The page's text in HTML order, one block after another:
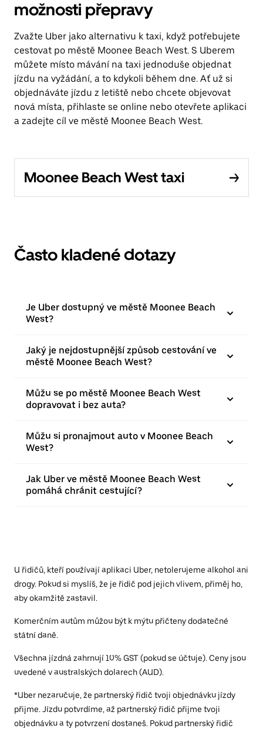
možnosti přepravy
Zvažte Uber jako alternativu k taxi, když potřebujete
cestovat po městě Moonee Beach West. S Uberem
můžete místo mávání na taxi jednoduše objednat
jízdu na vyžádání, a to kdykoli během dne. Ať už si
objednáváte jízdu z letiště nebo chcete objevovat
nová místa, přihlaste se online nebo otevřete aplikaci
a zadejte cíl ve městě Moonee Beach West.
Moonee Beach West taxi
Často kladené dotazy
Je Uber dostupný ve městě Moonee Beach
West?
Jaký je nejdostupnější způsob cestování ve
městě Moonee Beach West?
Můžu se po městě Moonee Beach West
dopravovat i bez auta?
Můžu si pronajmout auto v Moonee Beach
West?
Jak Uber ve městě Moonee Beach West
pomáhá chránit cestující?
U řidičů, kteří používají aplikaci Uber, netolerujeme alkohol ani
drogy. Pokud si myslíš, že je řidič pod jejich vlivem, přiměj ho,
aby okamžitě zastavil.
Komerčním autům můžou být k mýtu přičteny dodatečné
státní daně.
Všechna jízdná zahrnují 10% GST (pokud se účtuje). Ceny jsou
uvedené v australských dolarech (AUD).
*Uber nezaručuje, že partnerský řidič tvoji objednávku jízdy
přijme. Jízdu potvrdíme, až partnerský řidič přijme tvoji
objednávku a ty potvrzení dostaneš. Pokud partnerský řidič